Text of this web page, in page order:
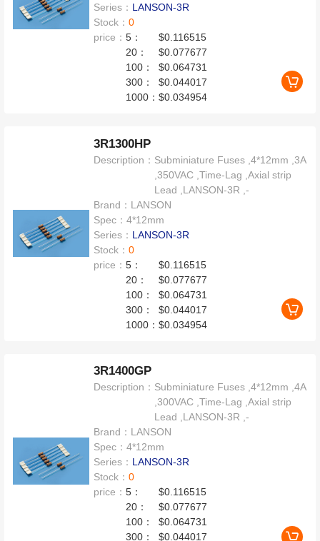
Series： LANSON-3R
Stock：0
price：5：
$0.116515
20：
$0.077677
100：
$0.064731
300：
$0.044017
1000：$0.034954
3R1300HP
Description： Subminiature Fuses ,4*12mm ,3A
,350VAC ,Time-Lag ,Axial strip
Lead ,LANSON-3R ,-
Brand： LANSON
Spec：4*12mm
Series： LANSON-3R
Stock：0
price：5：
$0.116515
20：
$0.077677
100：
$0.064731
300：
$0.044017
1000：$0.034954
3R1400GP
Description： Subminiature Fuses ,4*12mm ,4A
,300VAC ,Time-Lag ,Axial strip
Lead ,LANSON-3R ,-
Brand： LANSON
Spec：4*12mm
Series： LANSON-3R
Stock：0
price：5：
$0.116515
20：
$0.077677
100：
$0.064731
300：
$0.044017